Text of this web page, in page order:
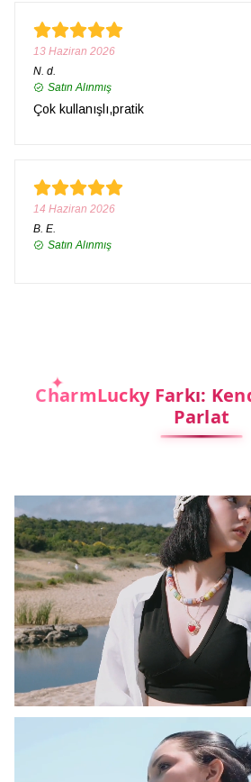
13 Haziran 2026
N. d.
Satın Alınmış
Çok kullanışlı,pratik
14 Haziran 2026
B. E.
Satın Alınmış
CharmLucky Farkı:
Parlat